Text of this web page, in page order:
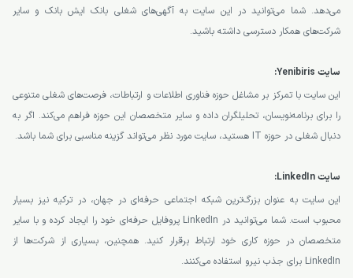
می‌دهد. شما می‌توانید در این سایت به آگهی‌های شغلی بانک ایش بانک و سایر
شرکت‌های همکار دسترسی داشته باشید.
سایت Yenibiris:
این سایت با تمرکز بر مشاغل حوزه فناوری اطلاعات و ارتباطات، فرصت‌های شغلی متنوعی
را برای برنامه‌نویسان، تحلیلگران داده و سایر متخصصان این حوزه فراهم می‌کند. اگر به
دنبال شغلی در حوزه IT هستید، سایت مورد نظر می‌تواند گزینه مناسبی برای شما باشد.
سایت LinkedIn:
این سایت به عنوان بزرگ‌ترین شبکه اجتماعی حرفه‌ای در جهان، در ترکیه نیز بسیار
محبوب است. شما می‌توانید در LinkedIn پروفایل حرفه‌ای خود را ایجاد کرده و با سایر
متخصصان در حوزه کاری خود ارتباط برقرار کنید. همچنین، بسیاری از شرکت‌ها از
LinkedIn برای جذب نیرو استفاده می‌کنند.